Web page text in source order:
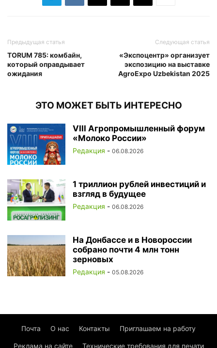
Предыдущая статья
TORUM 785: комбайн,
который оправдывает
ожидания
Следующая статья
«Экспоцентр» организует
экспозицию на выставке
AgroExpo Uzbekistan 2025
ЭТО МОЖЕТ БЫТЬ ИНТЕРЕСНО
VIII Агропромышленный форум
«Молоко России»
Редакция - 06.08.2026
1 триллион рублей инвестиций и
взгляд в будущее
Редакция - 06.08.2026
На Донбассе и в Новороссии
собрано почти 4 млн тонн
зерновых
Редакция - 05.08.2026
Почта О нас Контакты Приглашаем на работу
Реклама на сайте Технические требования для печати